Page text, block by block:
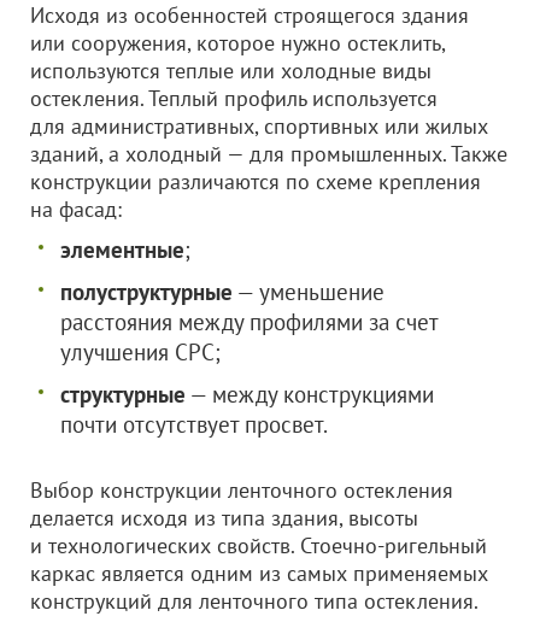
Исходя из особенностей строящегося здания
или сооружения, которое нужно остеклить,
используются теплые или холодные виды
остекления. Теплый профиль используется
для административных, спортивных или жилых
зданий, а холодный — для промышленных. Также
конструкции различаются по схеме крепления
на фасад:
элементные;
полуструктурные — уменьшение
расстояния между профилями за счет
улучшения СРС;
структурные — между конструкциями
почти отсутствует просвет.
Выбор конструкции ленточного остекления
делается исходя из типа здания, высоты
и технологических свойств. Стоечно-ригельный
каркас является одним из самых применяемых
конструкций для ленточного типа остекления.